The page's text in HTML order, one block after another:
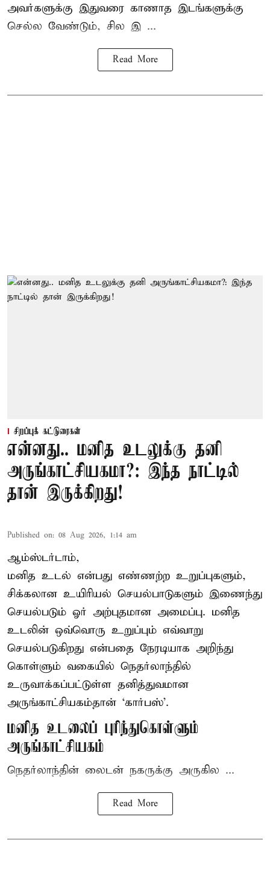
அவர்களுக்கு இதுவரை காணாத இடங்களுக்கு
செல்ல வேண்டும், சில இ ...
Read More
சிறப்புக் கட்டுரைகள்
என்னது.. மனித உடலுக்கு தனி
அருங்காட்சியகமா?: இந்த நாட்டில்
தான் இருக்கிறது!
Published on: 08 Aug 2026, 1:14 am
ஆம்ஸ்டர்டாம்,
மனித உடல் என்பது எண்ணற்ற உறுப்புகளும்,
சிக்கலான உயிரியல் செயல்பாடுகளும் இணைந்து
செயல்படும் ஓர் அற்புதமான அமைப்பு. மனித
உடலின் ஒவ்வொரு உறுப்பும் எவ்வாறு
செயல்படுகிறது என்பதை நேரடியாக அறிந்து
கொள்ளும் வகையில் நெதர்லாந்தில்
உருவாக்கப்பட்டுள்ள தனித்துவமான
அருங்காட்சியகம்தான் ‘கார்பஸ்’.
மனித உடலைப் புரிந்துகொள்ளும்
அருங்காட்சியகம்
நெதர்லாந்தின் லைடன் நகருக்கு அருகில ...
Read More